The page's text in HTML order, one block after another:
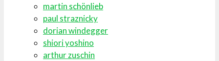
martin schönlieb
paul straznicky
dorian windegger
shiori yoshino
arthur zuschin